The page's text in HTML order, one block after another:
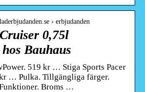
› erbjudanden
0,75l
Bauhaus
519 kr … Stiga Sports Pacer
… Pulka. Tillgängliga färger.
Broms …